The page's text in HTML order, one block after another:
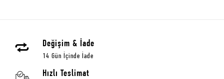
Değişim & İade
14 Gün İçinde İade
Hızlı Teslimat